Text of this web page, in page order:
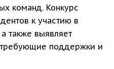
команд. Конкурс
к участию в
также выявляет
поддержки и